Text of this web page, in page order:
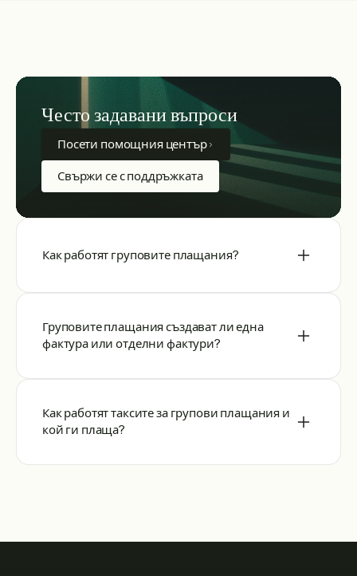
Често задавани въпроси
Посети помощния център
Свържи се с поддръжката
Как работят груповите плащания?
Груповите плащания създават ли една
фактура или отделни фактури?
Как работят таксите за групови плащания и
кой ги плаща?